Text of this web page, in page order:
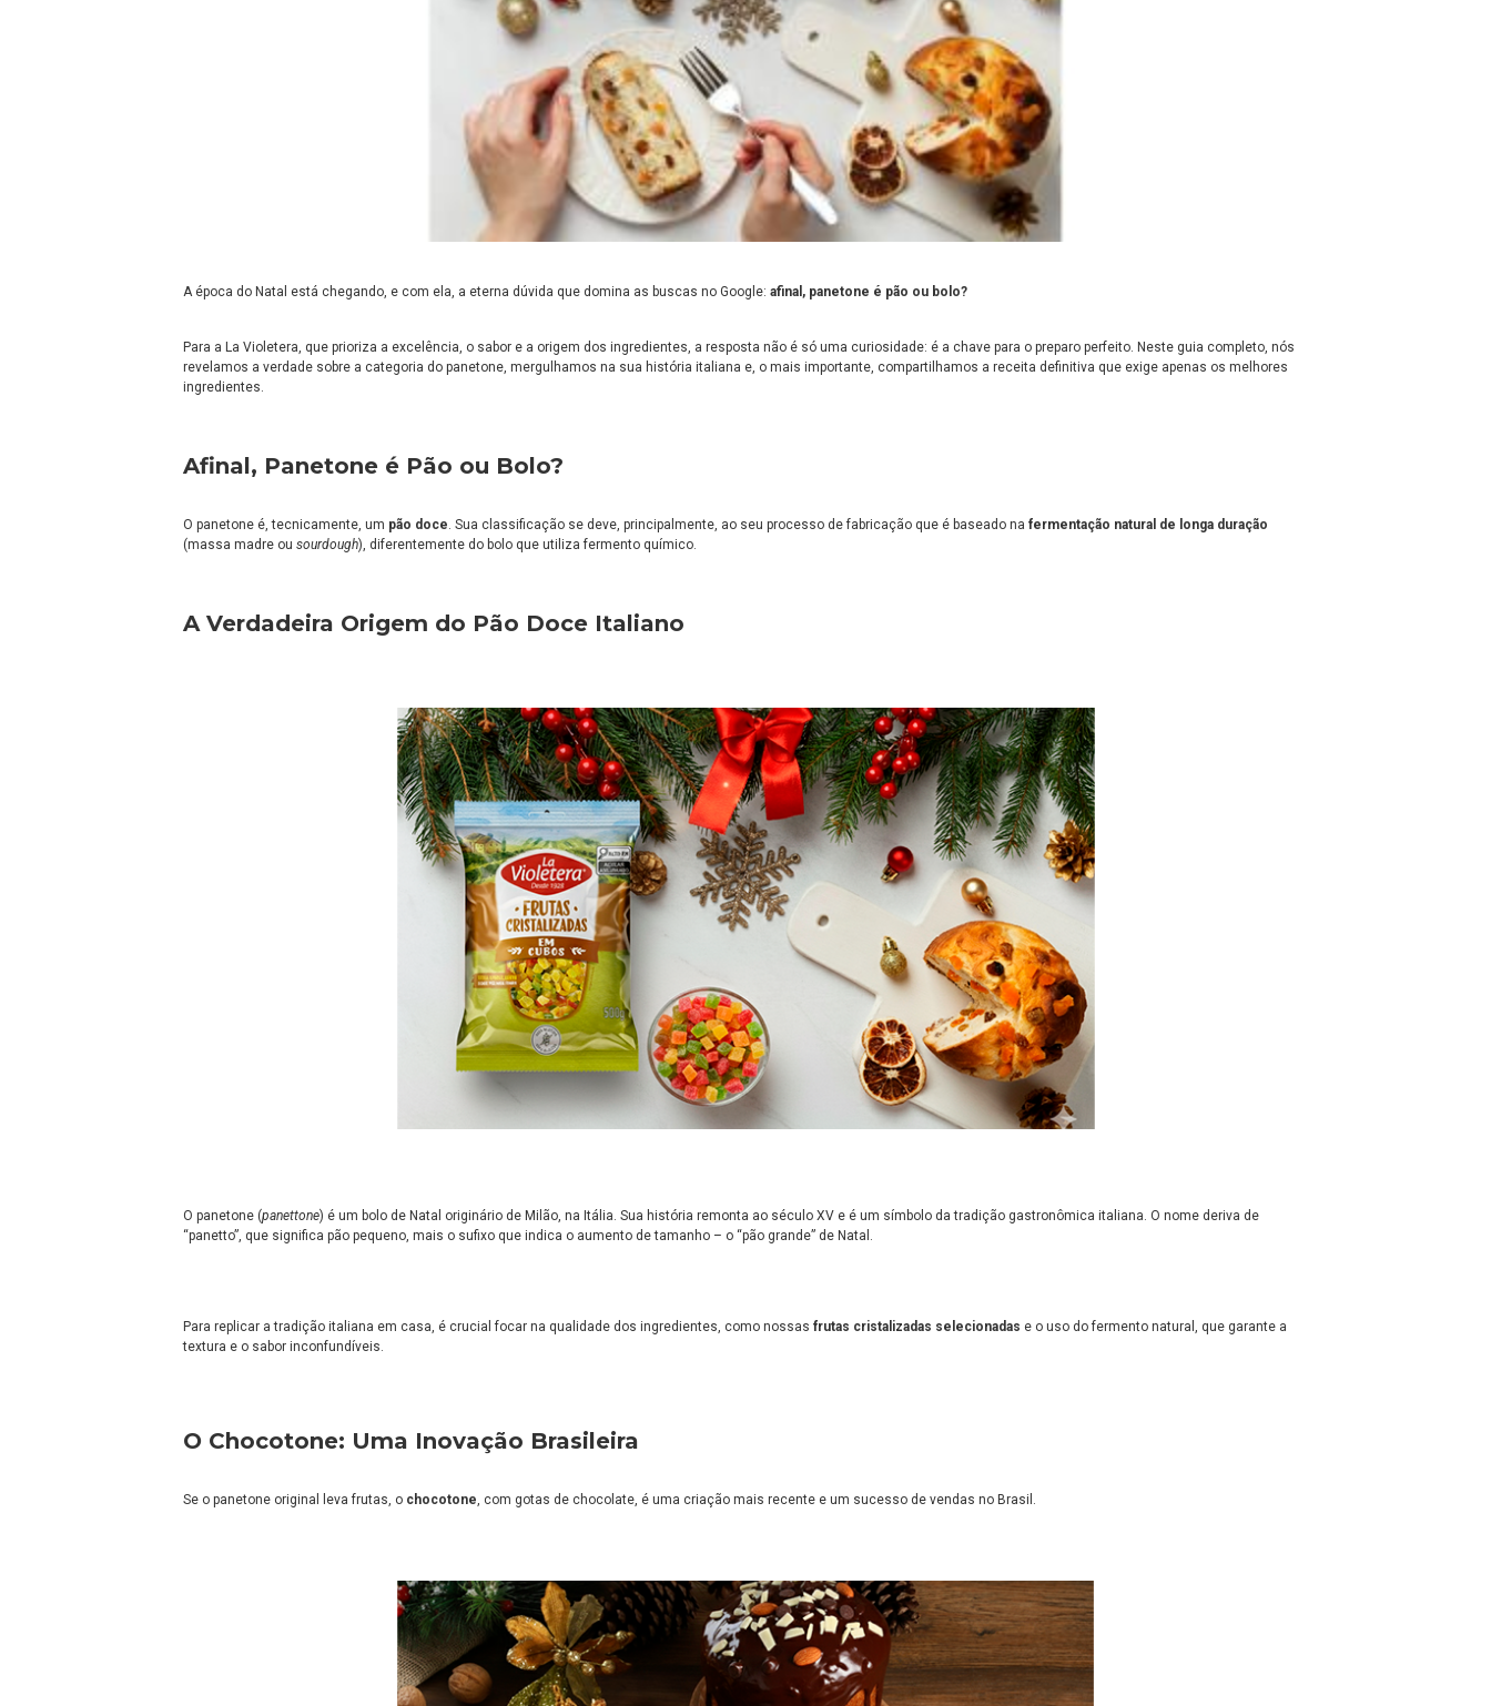
A época do Natal está chegando, e com ela, a eterna dúvida que domina as buscas no Google: afinal, panetone é pão ou bolo?
Para a La Violetera, que prioriza a excelência, o sabor e a origem dos ingredientes, a resposta não é só uma curiosidade: é a chave para o preparo perfeito. Neste guia completo, nós
revelamos a verdade sobre a categoria do panetone, mergulhamos na sua história italiana e, o mais importante, compartilhamos a receita definitiva que exige apenas os melhores
ingredientes.
Afinal, Panetone é Pão ou Bolo?
O panetone é, tecnicamente, um pão doce. Sua classificação se deve, principalmente, ao seu processo de fabricação que é baseado na fermentação natural de longa duração
(massa madre ou sourdough), diferentemente do bolo que utiliza fermento químico.
A Verdadeira Origem do Pão Doce Italiano
O panetone (panettone) é um bolo de Natal originário de Milão, na Itália. Sua história remonta ao século XV e é um símbolo da tradição gastronômica italiana. O nome deriva de
“panetto”, que significa pão pequeno, mais o sufixo que indica o aumento de tamanho – o “pão grande” de Natal.
Para replicar a tradição italiana em casa, é crucial focar na qualidade dos ingredientes, como nossas frutas cristalizadas selecionadas e o uso do fermento natural, que garante a
textura e o sabor inconfundíveis.
O Chocotone: Uma Inovação Brasileira
Se o panetone original leva frutas, o chocotone, com gotas de chocolate, é uma criação mais recente e um sucesso de vendas no Brasil.